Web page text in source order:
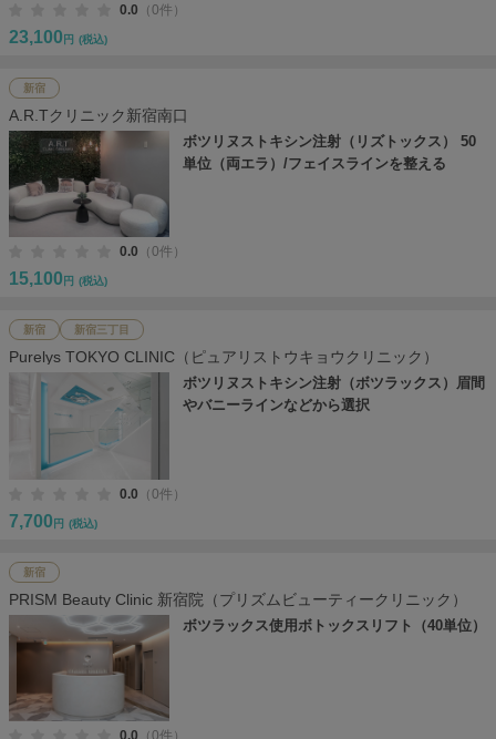
0.0 （0件）
23,100 円 (税込)
新宿
A.R.Tクリニック新宿南口
ボツリヌストキシン注射（リズトックス） 50
単位（両エラ）/フェイスラインを整える
0.0 （0件）
15,100 円 (税込)
新宿 新宿三丁目
Purelys TOKYO CLINIC（ピュアリストウキョウクリニック）
ボツリヌストキシン注射（ボツラックス）眉間
やバニーラインなどから選択
0.0 （0件）
7,700 円 (税込)
新宿
PRISM Beauty Clinic 新宿院（プリズムビューティークリニック）
ボツラックス使用ボトックスリフト（40単位）
0.0 （0件）